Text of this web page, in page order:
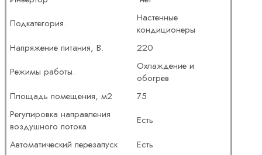
Подкатегория.
Настенные
кондиционеры
Напряжение питания, В.
220
Режимы работы.
Охлаждение и
обогрев
Площадь помещения, м2
75
Регулировка направления
воздушного потока
Есть
Автоматический перезапуск
Есть